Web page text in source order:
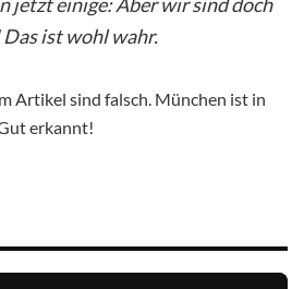
ist wohl wahr.
Artikel sind falsch. München ist in
erkannt!